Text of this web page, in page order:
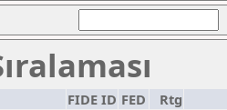
FIDE ID FED
Rtg